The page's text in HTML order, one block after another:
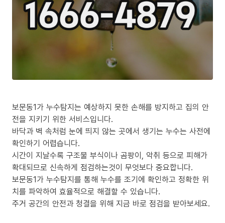
보문동1가 누수탐지는 예상하지 못한 손해를 방지하고 집의 안
전을 지키기 위한 서비스입니다.
바닥과 벽 속처럼 눈에 띄지 않는 곳에서 생기는 누수는 사전에
확인하기 어렵습니다.
시간이 지날수록 구조물 부식이나 곰팡이, 악취 등으로 피해가
확대되므로 신속하게 점검하는것이 무엇보다 중요합니다.
보문동1가 누수탐지를 통해 누수를 조기에 확인하고 정확한 위
치를 파악하여 효율적으로 해결할 수 있습니다.
주거 공간의 안전과 청결을 위해 지금 바로 점검을 받아보세요.